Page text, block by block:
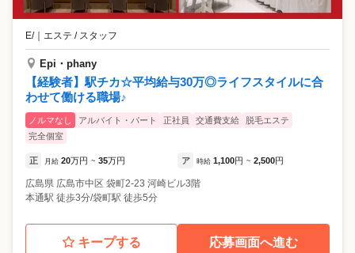
E/｜ エステ / スタッフ
Epi・phany
【経験者】駅チカ☆平均給与30万◎ライフスタイルに合
わせて働ける職場♪
ノルマなし アルバイト・パート 正社員 交通費支給
脱毛エステ
完全個室
正 月給 20万円 ~ 35万円 ア 時給 1,100円 ~ 2,500円
広島県 広島市中区 袋町2-23 河崎ビル3階
本通駅 徒歩3分/袋町駅 徒歩5分
キープする 応募画面へ進む